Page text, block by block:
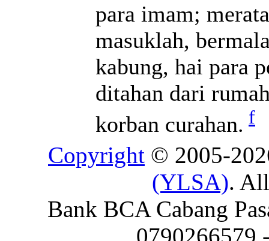
para imam;
masuklah,
kabung, hai para
ditahan dari
korban curahan. f
Copyright © 2005-
(YLSA).
Bank BCA Cabang